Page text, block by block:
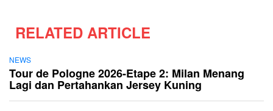
RELATED ARTICLE
NEWS
Tour de Pologne 2026-Etape 2: Milan Menang
Lagi dan Pertahankan Jersey Kuning